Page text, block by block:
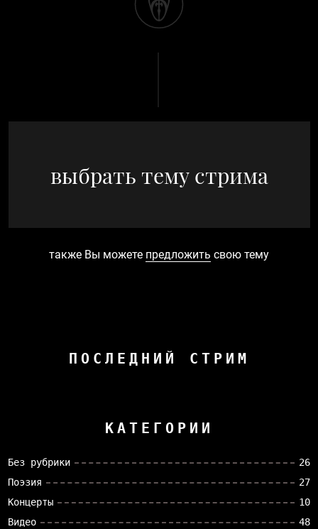
выбрать тему стрима
также Вы можете предложить свою тему
ПОСЛЕДНИЙ СТРИМ
КАТЕГОРИИ
Без рубрики
26
Поэзия
27
Концерты
10
Видео
48